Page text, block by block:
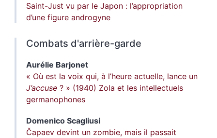
Saint-Just vu par le Japon : l’appropriation
d’une figure androgyne
Combats d'arrière-garde
Aurélie Barjonet
« Où est la voix qui, à l’heure actuelle, lance un
J’accuse ? » (1940) Zola et les intellectuels
germanophones
Domenico Scagliusi
Čapaev devint un zombie, mais il passait